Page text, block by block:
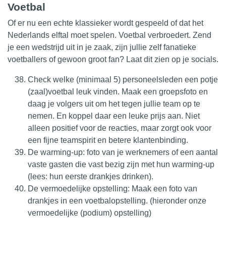
Voetbal
Of er nu een echte klassieker wordt gespeeld of dat het
Nederlands elftal moet spelen. Voetbal verbroedert. Zend
je een wedstrijd uit in je zaak, zijn jullie zelf fanatieke
voetballers of gewoon groot fan? Laat dit zien op je socials.
Check welke (minimaal 5) personeelsleden een potje
(zaal)voetbal leuk vinden. Maak een groepsfoto en
daag je volgers uit om het tegen jullie team op te
nemen. En koppel daar een leuke prijs aan. Niet
alleen positief voor de reacties, maar zorgt ook voor
een fijne teamspirit en betere klantenbinding.
De warming-up: foto van je werknemers of een aantal
vaste gasten die vast bezig zijn met hun warming-up
(lees: hun eerste drankjes drinken).
De vermoedelijke opstelling: Maak een foto van
drankjes in een voetbalopstelling. (hieronder onze
vermoedelijke (podium) opstelling)